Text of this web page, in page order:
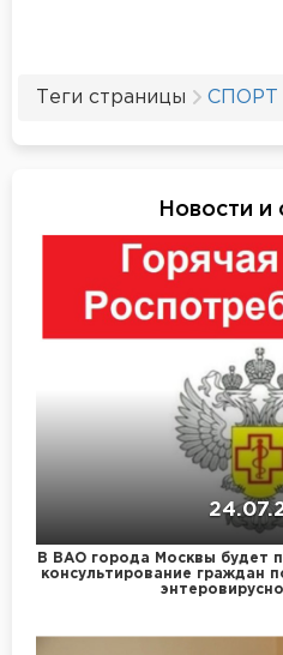
Теги страницы СПОРТ
Новости и
В ВАО города Москвы будет
консультирование граждан